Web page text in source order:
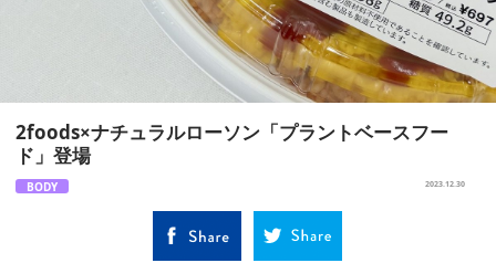
2foods×ナチュラルローソン「プラントベースフー
ド」登場
BODY 2023.12.30